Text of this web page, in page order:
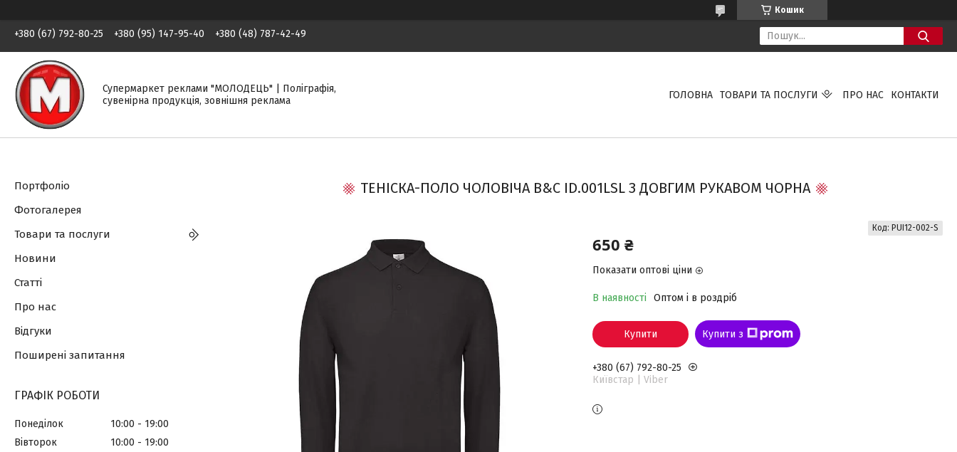
Кошик
+380 (67) 792-80-25 +380 (95) 147-95-40 +380 (48) 787-42-49
Супермаркет реклами "МОЛОДЕЦЬ" | Поліграфія,
сувенірна продукція, зовнішня реклама
ГОЛОВНА ТОВАРИ ТА ПОСЛУГИ ПРО НАС КОНТАКТИ
ТЕНІСКА-ПОЛО ЧОЛОВІЧА B&C ID.001LSL З ДОВГИМ РУКАВОМ ЧОРНА
650 ₴
Показати оптові ціни
В наявності Оптом і в роздріб
Код: PUI12-002-S
Купити Купити з
+380 (67) 792-80-25
Київстар | Viber
Портфоліо
Фотогалерея
Товари та послуги
Новини
Статті
Про нас
Відгуки
Поширені запитання
ГРАФІК РОБОТИ
Понеділок 10:00
19:00
Вівторок
10:00
19:00